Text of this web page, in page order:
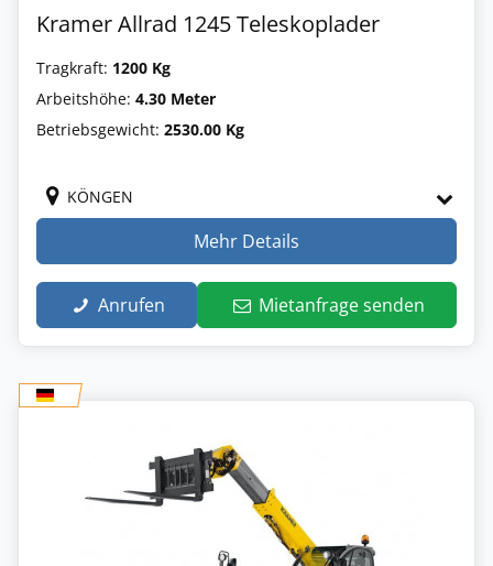
Kramer Allrad 1245 Teleskoplader
Tragkraft: 1200 Kg
Arbeitshöhe: 4.30 Meter
Betriebsgewicht: 2530.00 Kg
KÖNGEN
Mehr Details
Anrufen Mietanfrage senden